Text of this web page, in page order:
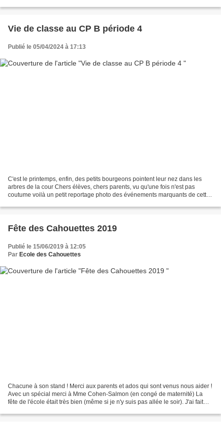
Vie de classe au CP B période 4
Publié le 05/04/2024 à 17:13
C'est le printemps, enfin, des petits bourgeons pointent leur nez dans les
arbres de la cour Chers élèves, chers parents, vu qu'une fois n'est pas
coutume voilà un petit reportage photo des événements marquants de cette
Fête des Cahouettes 2019
Publié le 15/06/2019 à 12:05
Par Ecole des Cahouettes
Chacune à son stand ! Merci aux parents et ados qui sont venus nous aider !
Avec un spécial merci à Mme Cohen-Salmon (en congé de maternité) La
fête de l'école était très bien (même si je n'y suis pas allée le soir). J'ai fait